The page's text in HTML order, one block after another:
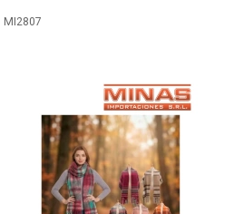
MI2807